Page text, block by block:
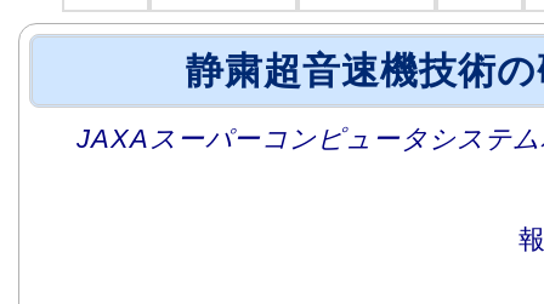
静粛超音速機技術
JAXAスーパーコンピュータシステ